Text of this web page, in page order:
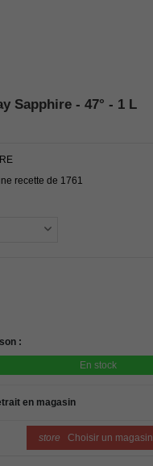
Sapphire - 47° - 1 L
recette de 1761
:
En stock
en magasin
store Choisir un magasin